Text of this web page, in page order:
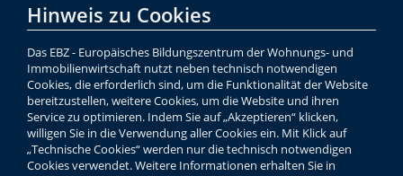
Hinweis zu Cookies
Das EBZ - Europäisches Bildungszentrum der Wohnungs- und
Immobilienwirtschaft nutzt neben technisch notwendigen
Cookies, die erforderlich sind, um die Funktionalität der Website
bereitzustellen, weitere Cookies, um die Website und ihren
Service zu optimieren. Indem Sie auf „Akzeptieren“ klicken,
willigen Sie in die Verwendung aller Cookies ein. Mit Klick auf
„Technische Cookies“ werden nur die technisch notwendigen
Cookies verwendet. Weitere Informationen erhalten Sie in